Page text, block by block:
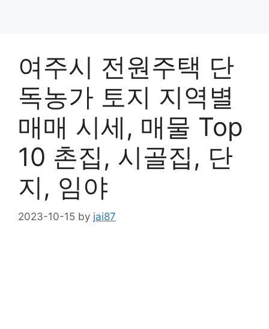
여주시 전원주택 단
독농가 토지 지역별
매매 시세, 매물 Top
10 촌집, 시골집, 단
지, 임야
2023-10-15 by jai87